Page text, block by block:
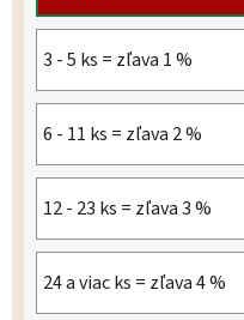
3 - 5 ks = zľava 1 %
6 - 11 ks = zľava 2 %
12 - 23 ks = zľava 3 %
24 a viac ks = zľava 4 %